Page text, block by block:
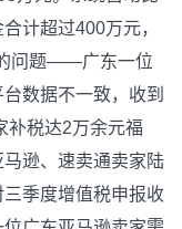
计超过400万元，
问题——广东一位
数据不一致，收到
补税达2万余元福
逊、速卖通卖家陆
季度增值税申报收